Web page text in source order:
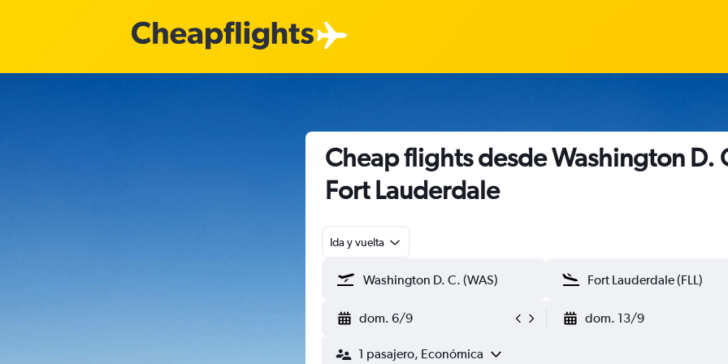
Cheap flights desde Washington D.
Fort Lauderdale
Ida y vuelta
dom. 6/9 dom. 13/9
1 pasajero, Económica